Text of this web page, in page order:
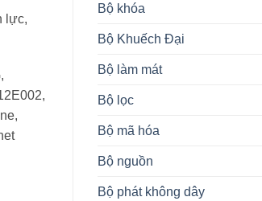
Bộ khóa
Bộ Khuếch Đại
Bộ làm mát
Bộ lọc
Bộ mã hóa
Bộ nguồn
Bộ phát không dây
lực,